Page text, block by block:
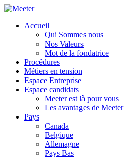
Accueil
Qui Sommes nous
Nos Valeurs
Mot de la fondatrice
Procédures
Métiers en tension
Espace Entreprise
Espace candidats
Meeter est là pour vous
Les avantages de Meeter
Pays
Canada
Belgique
Allemagne
Pays Bas